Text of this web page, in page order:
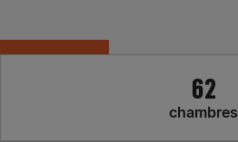
62
chambres